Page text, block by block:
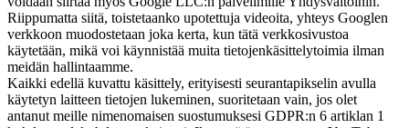
Riippumatta siitä, toistetaanko upotettuja videoita, yhteys Googlen
verkkoon muodostetaan joka kerta, kun tätä verkkosivustoa
käytetään, mikä voi käynnistää muita tietojenkäsittelytoimia ilman
meidän hallintaamme.
Kaikki edellä kuvattu käsittely, erityisesti seurantapikselin avulla
käytetyn laitteen tietojen lukeminen, suoritetaan vain, jos olet
antanut meille nimenomaisen suostumuksesi GDPR:n 6 artiklan 1